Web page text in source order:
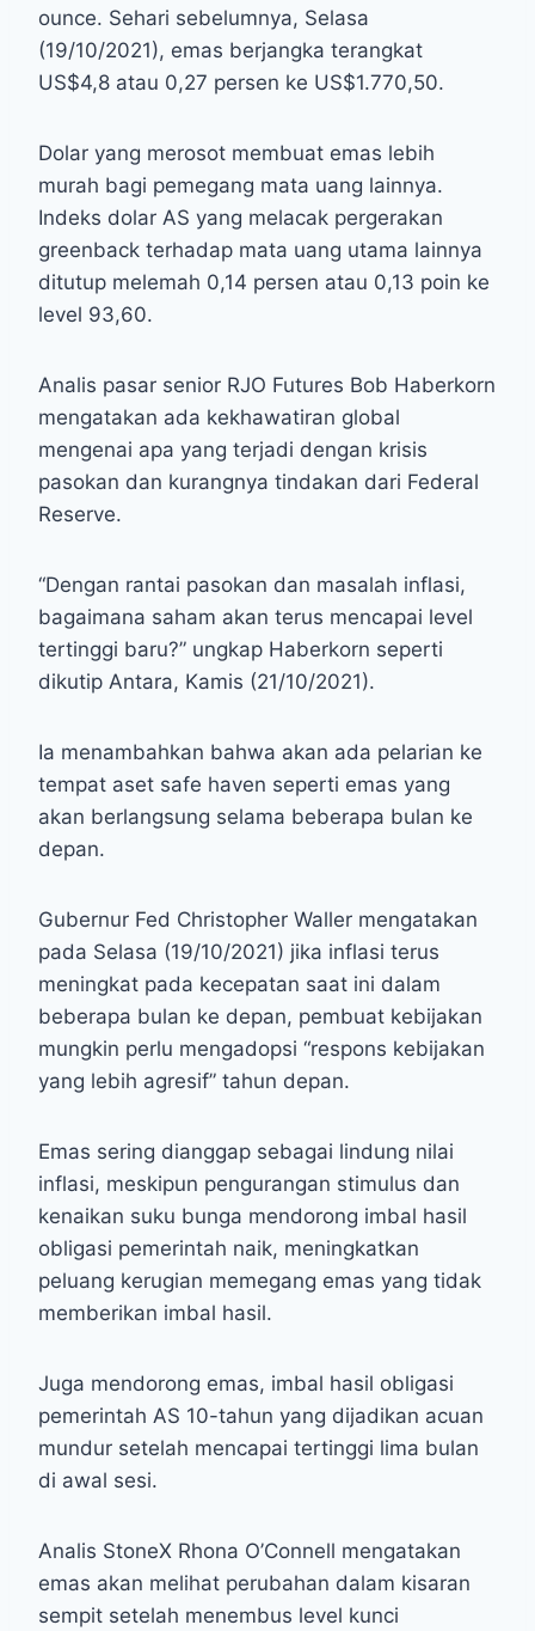
ounce. Sehari sebelumnya, Selasa
(19/10/2021), emas berjangka terangkat
US$4,8 atau 0,27 persen ke US$1.770,50.
Dolar yang merosot membuat emas lebih
murah bagi pemegang mata uang lainnya.
Indeks dolar AS yang melacak pergerakan
greenback terhadap mata uang utama lainnya
ditutup melemah 0,14 persen atau 0,13 poin ke
level 93,60.
Analis pasar senior RJO Futures Bob Haberkorn
mengatakan ada kekhawatiran global
mengenai apa yang terjadi dengan krisis
pasokan dan kurangnya tindakan dari Federal
Reserve.
“Dengan rantai pasokan dan masalah inflasi,
bagaimana saham akan terus mencapai level
tertinggi baru?” ungkap Haberkorn seperti
dikutip Antara, Kamis (21/10/2021).
Ia menambahkan bahwa akan ada pelarian ke
tempat aset safe haven seperti emas yang
akan berlangsung selama beberapa bulan ke
depan.
Gubernur Fed Christopher Waller mengatakan
pada Selasa (19/10/2021) jika inflasi terus
meningkat pada kecepatan saat ini dalam
beberapa bulan ke depan, pembuat kebijakan
mungkin perlu mengadopsi “respons kebijakan
yang lebih agresif” tahun depan.
Emas sering dianggap sebagai lindung nilai
inflasi, meskipun pengurangan stimulus dan
kenaikan suku bunga mendorong imbal hasil
obligasi pemerintah naik, meningkatkan
peluang kerugian memegang emas yang tidak
memberikan imbal hasil.
Juga mendorong emas, imbal hasil obligasi
pemerintah AS 10-tahun yang dijadikan acuan
mundur setelah mencapai tertinggi lima bulan
di awal sesi.
Analis StoneX Rhona O’Connell mengatakan
emas akan melihat perubahan dalam kisaran
sempit setelah menembus level kunci